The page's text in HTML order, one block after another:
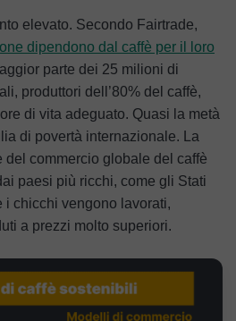
elevato. Secondo Fairtrade,
dipendono dal caffè per il loro
parte dei 25 milioni di
produttori dell’80% del caffè,
di vita adeguato. Quasi la metà
di povertà internazionale. La
del commercio globale del caffè
paesi più ricchi, come gli Stati
i chicchi vengono lavorati,
a prezzi molto superiori.